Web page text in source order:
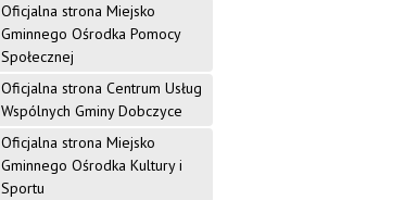
y
j
n
y
G
Oficjalna strona Miejsko
Gminnego Ośrodka Pomocy
Społecznej
Oficjalna strona Centrum Usług
Wspólnych Gminy Dobczyce
Oficjalna strona Miejsko
Gminnego Ośrodka Kultury i
Sportu